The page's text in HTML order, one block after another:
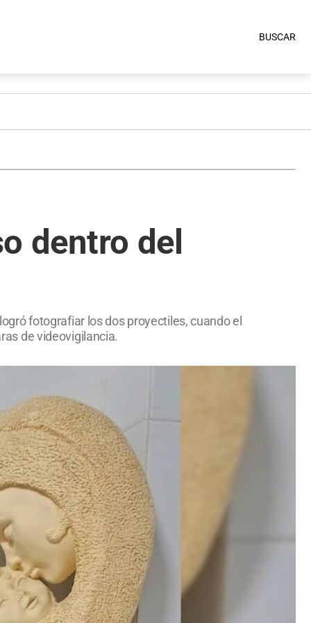
BUSCAR
dentro del
fotografiar los dos proyectiles, cuando el
de videovigilancia.